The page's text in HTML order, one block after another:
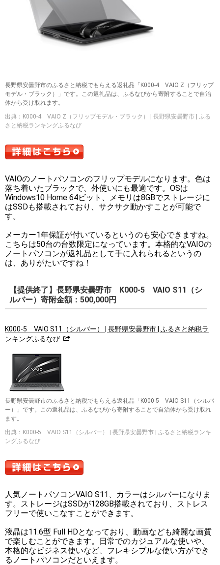
長野県安曇野市のふるさと納税でもらえる返礼品「K000-4 VAIO Z（フリップ
モデル・ブラック）」です。この返礼品は、ふるなびから寄附することで自治
体から受け取れます。
出典：K000-4 VAIO Z（フリップモデル・ブラック） | 長野県安曇野市 | ふる
さと納税ランキングふるなび
VAIOのノートパソコンのフリップモデルになります。色は
落ち着いたブラックで、外使いにも最適です。OSは
Windows10 Home 64ビット、メモリは8GBでストレージに
はSSDも搭載されており、サクサク動かすことが可能で
す。
メーカー1年保証が付いているというのも安心できますね。
こちらは50台の台数限定になっています。本格的なVAIOの
ノートパソコンが返礼品として手に入れられるというの
は、ありがたいですね！
【提供終了】長野県安曇野市 K000-5 VAIO S11（シ
ルバー）寄附金額：500,000円
K000-5 VAIO S11（シルバー） | 長野県安曇野市 | ふるさと納税ラ
ンキングふるなび
長野県安曇野市のふるさと納税でもらえる返礼品「K000-5 VAIO S11（シルバ
ー）」です。この返礼品は、ふるなびから寄附することで自治体から受け取れ
ます。
出典：K000-5 VAIO S11（シルバー） | 長野県安曇野市 | ふるさと納税ランキ
ングふるなび
人気ノートパソコンVAIO S11、カラーはシルバーになりま
す。ストレージはSSDが128GB搭載されており、ストレス
フリーで使いこなすことができます。
液晶は11.6型 Full HDとなっており、動画なども綺麗な画質
で楽しむことができます。日常でのカジュアルな使いや、
本格的なビジネス使いなど、フレキシブルな使い方ができ
るノートパソコンだといえます。